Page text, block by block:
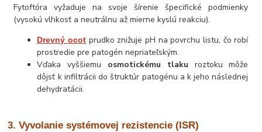
Fytoftóra vyžaduje na svoje šírenie špecifické podmienky
(vysokú vlhkosť a neutrálnu až mierne kyslú reakciu).
Drevný ocot prudko znižuje pH na povrchu listu, čo robí
prostredie pre patogén nepriateľským.
Vďaka vyššiemu osmotickému tlaku roztoku môže
dôjsť k infiltrácii do štruktúr patogénu a k jeho následnej
dehydratácii.
3. Vyvolanie systémovej rezistencie (ISR)